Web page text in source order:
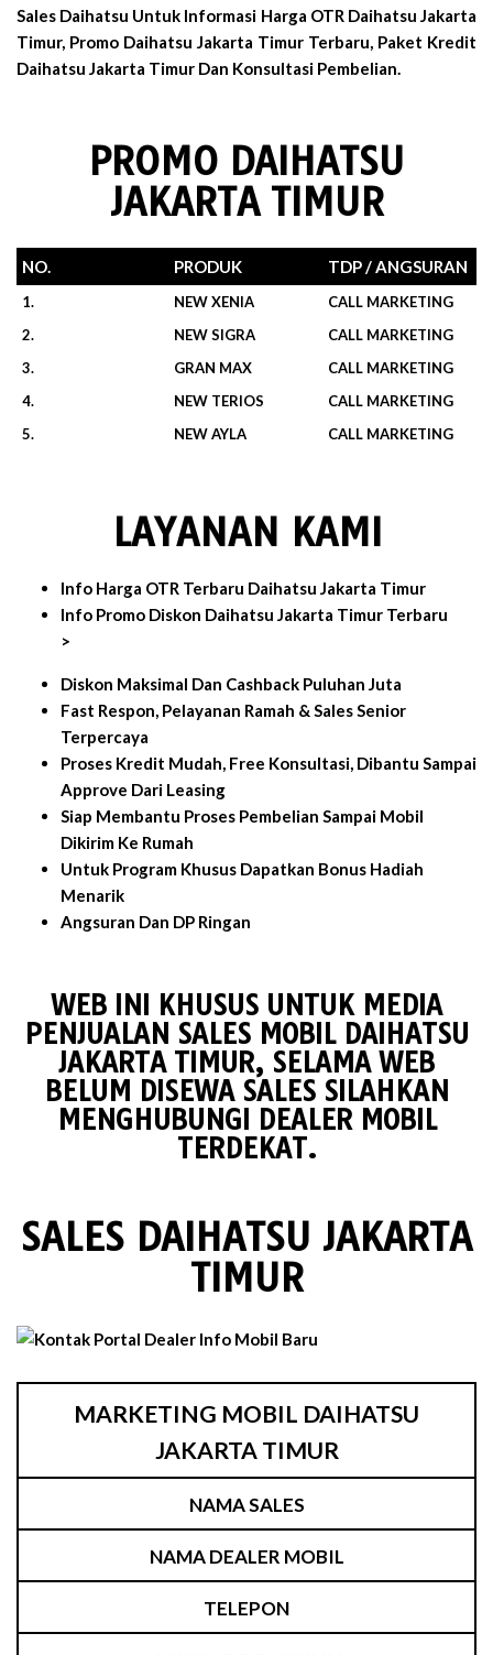
Sales Daihatsu Untuk Informasi Harga OTR Daihatsu Jakarta
Timur, Promo Daihatsu Jakarta Timur Terbaru, Paket Kredit
Daihatsu Jakarta Timur Dan Konsultasi Pembelian.
PROMO DAIHATSU
JAKARTA TIMUR
NO. PRODUK TDP / ANGSURAN
1. NEW XENIA
CALL MARKETING
2.
NEW SIGRA
CALL MARKETING
3.
GRAN MAX
CALL MARKETING
4.
NEW TERIOS
CALL MARKETING
5.
NEW AYLA CALL MARKETING
LAYANAN KAMI
Info Harga OTR Terbaru Daihatsu Jakarta Timur
Info Promo Diskon Daihatsu Jakarta Timur Terbaru
>
Diskon Maksimal Dan Cashback Puluhan Juta
Fast Respon, Pelayanan Ramah & Sales Senior
Terpercaya
Proses Kredit Mudah, Free Konsultasi, Dibantu Sampai
Approve Dari Leasing
Siap Membantu Proses Pembelian Sampai Mobil
Dikirim Ke Rumah
Untuk Program Khusus Dapatkan Bonus Hadiah
Menarik
Angsuran Dan DP Ringan
WEB INI KHUSUS UNTUK MEDIA
PENJUALAN SALES MOBIL DAIHATSU
JAKARTA TIMUR, SELAMA WEB
BELUM DISEWA SALES SILAHKAN
MENGHUBUNGI DEALER MOBIL
TERDEKAT.
SALES DAIHATSU JAKARTA
TIMUR
MARKETING MOBIL DAIHATSU
JAKARTA TIMUR
NAMA SALES
NAMA DEALER MOBIL
TELEPON